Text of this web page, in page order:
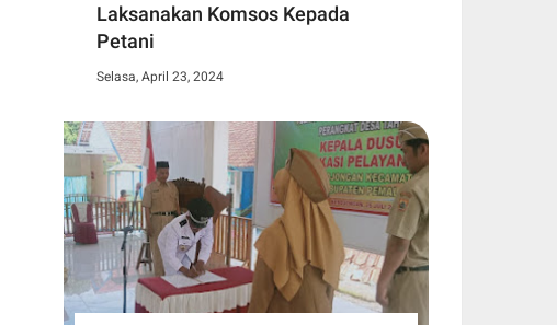
Laksanakan Komsos Kepada
Petani
Selasa, April 23, 2024